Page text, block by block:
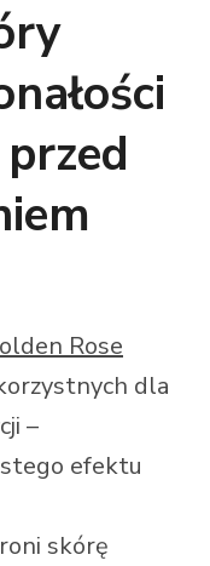
Rose
dla
–
efektu
skórę